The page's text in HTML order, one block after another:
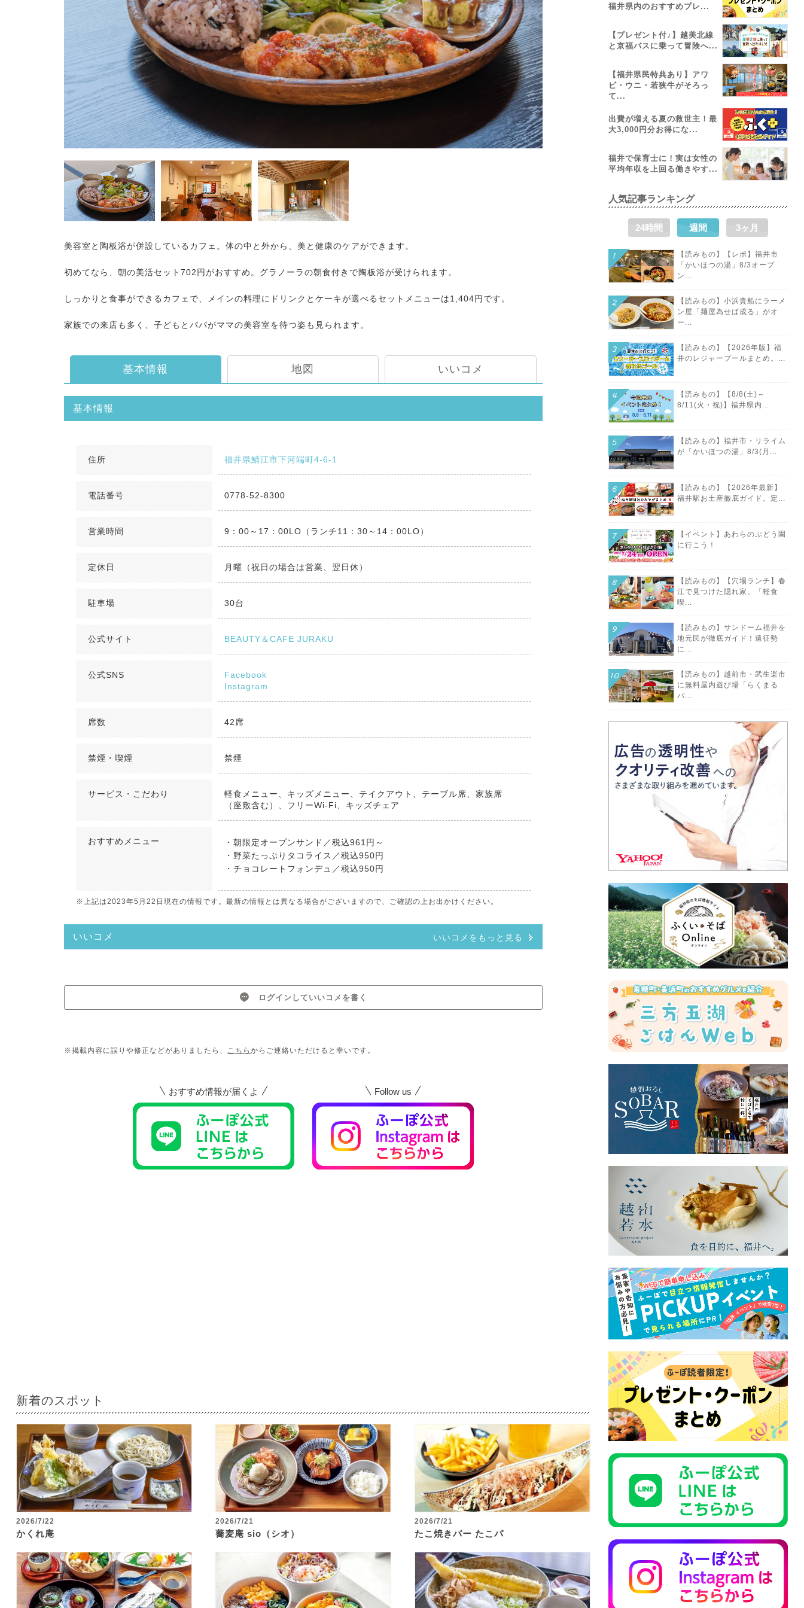
美容室と陶板浴が併設しているカフェ。体の中と外から、美と健康のケアができます。
初めてなら、朝の美活セット702円がおすすめ。グラノーラの朝食付きで陶板浴が受けられます。
しっかりと食事ができるカフェで、メインの料理にドリンクとケーキが選べるセットメニューは1,404円です。
家族での来店も多く、子どもとパパがママの美容室を待つ姿も見られます。
基本情報 地図 いいコメ
基本情報
住所 福井県鯖江市下河端町4-6-1
電話番号 0778-52-8300
営業時間 9：00～17：00LO（ランチ11：30～14：00LO）
定休日 月曜（祝日の場合は営業、翌日休）
駐車場 30台
公式サイト BEAUTY＆CAFE JURAKU
公式SNS
Facebook
Instagram
席数 42席
禁煙・喫煙 禁煙
サービス・こだわり
軽食メニュー、キッズメニュー、テイクアウト、テーブル席、家族席
（座敷含む）、フリーWi-Fi、キッズチェア
おすすめ メニュー
・朝限定オープンサンド／税込961円～
・野菜たっぷりタコライス／税込950円
・チョコレートフォンデュ／税込950円
※上記は2023年5月22日現在の情報です。最新の情報とは異なる場合がございますので、ご確認の上お出かけください。
いいコメ いいコメをもっと見る
ログインしていいコメを書く
※掲載内容に誤りや修正などがありましたら、 こちら からご連絡いただけると幸いです。
おすすめ情報が届くよ Follow us
新着のスポット
2026/7/22
かくれ庵
2026/7/21
蕎麦庵 sio（シオ）
2026/7/21
たこ焼きバー たこパ
福井県内のおすすめプレ...
【プレゼント付♪】越美北線
と京福バスに乗って冒険へ...
【福井県民特典あり】アワ
ビ・ウニ・若狭牛がそろっ
て...
出費が増える夏の救世主！最
大3,000円分お得にな...
福井で保育士に！実は女性の
平均年収を上回る働きやす...
人気記事ランキング
24時間 週間 3ヶ月
【読みもの】【レポ】福井市
「かいほつの湯」8/3オープ
ン...
【読みもの】小浜貴船にラーメ
ン屋「麺屋為せば成る」がオ
ー...
【読みもの】【2026年版】福
井のレジャープールまとめ。...
【読みもの】【8/8(土)～
8/11(火・祝)】福井県内...
【読みもの】福井市・リライム
が「かいほつの湯」8/3(月...
【読みもの】【2026年最新】
福井駅お土産徹底ガイド。定...
【イベント】あわらのぶどう園
に行こう！
【読みもの】【穴場ランチ】春
江で見つけた隠れ家。「軽食
喫...
【読みもの】サンドーム福井を
地元民が徹底ガイド！遠征勢
に...
【読みもの】越前市・武生楽市
に無料屋内遊び場「らくまる
パ...